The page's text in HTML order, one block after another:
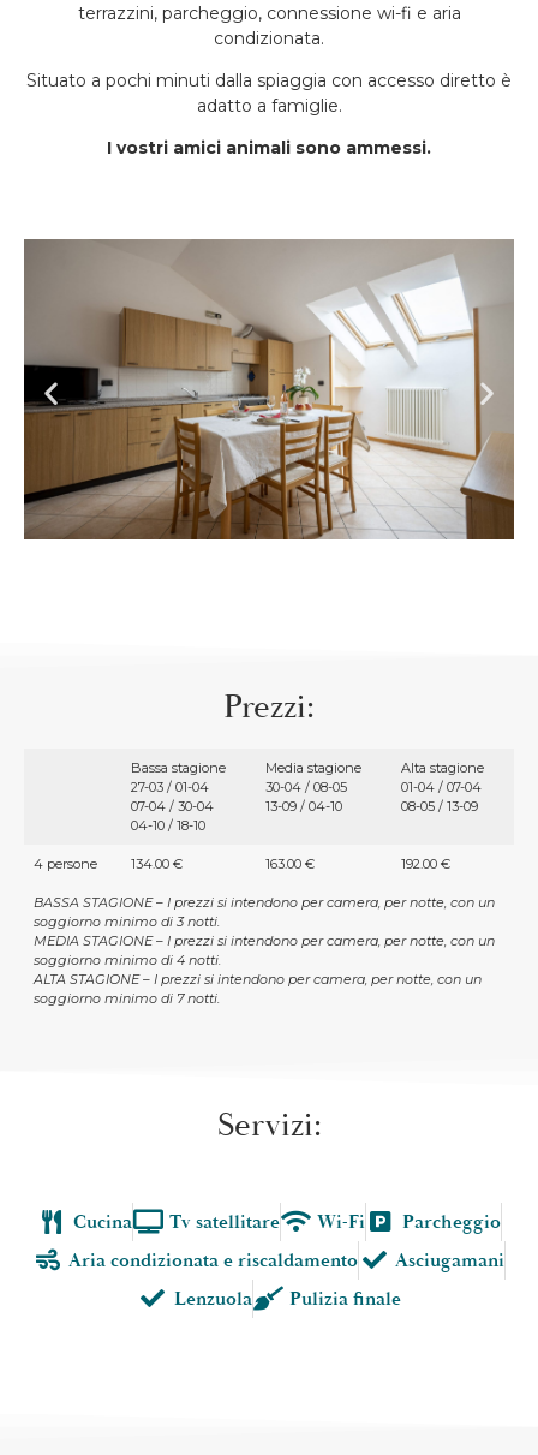
terrazzini, parcheggio, connessione wi-fi e aria
condizionata.
Situato a pochi minuti dalla spiaggia con accesso diretto è
adatto a famiglie.
I vostri amici animali sono ammessi.
Prezzi:
Bassa stagione
27-03 / 01-04
07-04 / 30-04
04-10 / 18-10
Media stagione
30-04 / 08-05
13-09 / 04-10
Alta stagione
01-04 / 07-04
08-05 / 13-09
4 persone 134.00 € 163.00 € 192.00 €
BASSA STAGIONE – I prezzi si intendono per camera, per notte, con un
soggiorno minimo di 3 notti.
MEDIA STAGIONE – I prezzi si intendono per camera, per notte, con un
soggiorno minimo di 4 notti.
ALTA STAGIONE – I prezzi si intendono per camera, per notte, con un
soggiorno minimo di 7 notti.
Servizi:
Cucina Tv satellitare Wi-Fi
Parcheggio
Aria condizionata e riscaldamento
Asciugamani
Lenzuola
Pulizia finale